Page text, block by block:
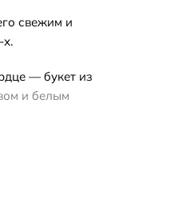
свежим и
— букет из
и белым